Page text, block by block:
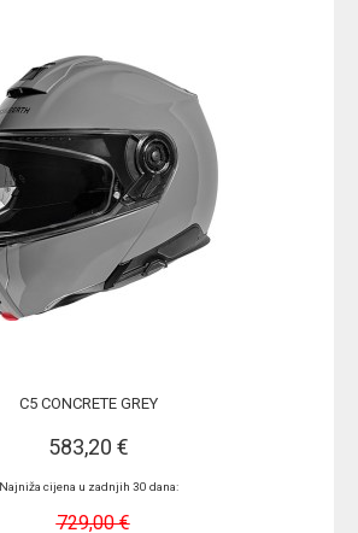
C5 CONCRETE GREY
583,20 €
Najniža cijena u zadnjih 30 dana:
729,00 €